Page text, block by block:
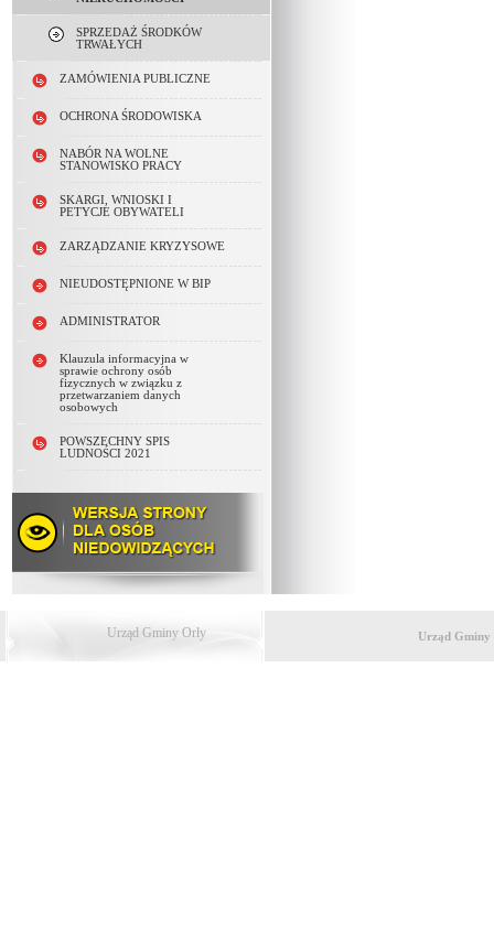
SPRZEDAŻ ŚRODKÓW
TRWAŁYCH
ZAMÓWIENIA PUBLICZNE
OCHRONA ŚRODOWISKA
NABÓR NA WOLNE
STANOWISKO PRACY
SKARGI, WNIOSKI I
PETYCJE OBYWATELI
ZARZĄDZANIE KRYZYSOWE
NIEUDOSTĘPNIONE W BIP
ADMINISTRATOR
Klauzula informacyjna w
sprawie ochrony osób
fizycznych w związku z
przetwarzaniem danych
osobowych
POWSZECHNY SPIS
LUDNOŚCI 2021
Urząd Gminy Orły Urząd